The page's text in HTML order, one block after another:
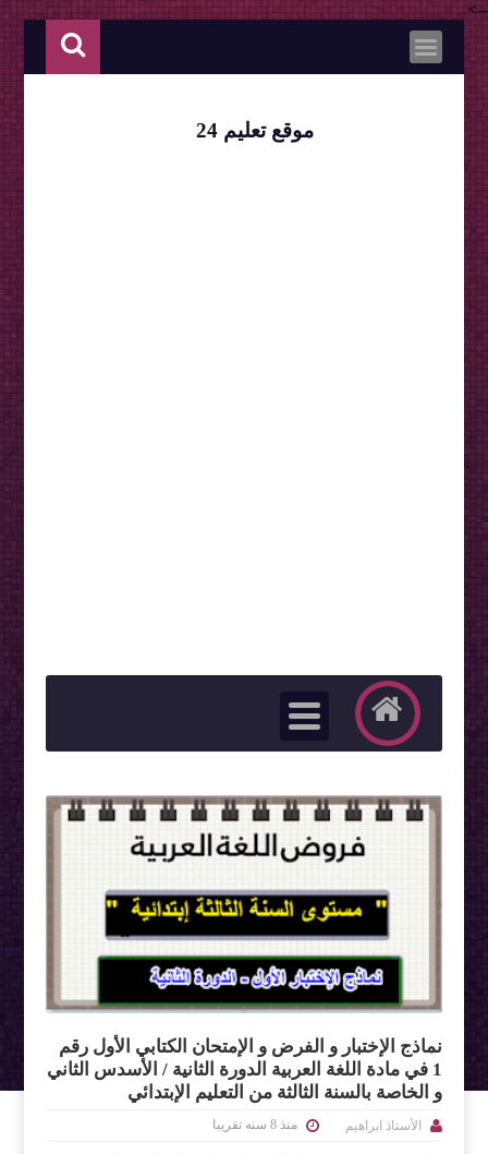
-->
موقع تعليم 24
نماذج الإختبار و الفرض و الإمتحان الكتابي الأول رقم
1 في مادة اللغة العربية الدورة الثانية / الأسدس الثاني
و الخاصة بالسنة الثالثة من التعليم الإبتدائي
الأستاذ ابراهيم منذ 8 سنه تقريبا